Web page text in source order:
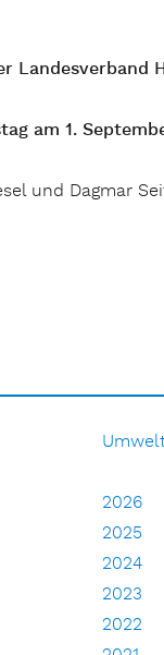
Landesverband
am 1.
und Dagmar
lesen zum
2026
2025
2024
2023
2022